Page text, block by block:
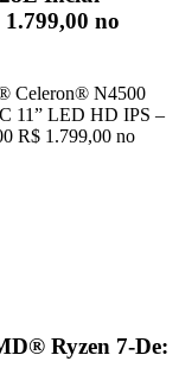
no
Celeron® N4500
11” LED HD IPS –
R$ 1.799,00 no
Ryzen 7-De: